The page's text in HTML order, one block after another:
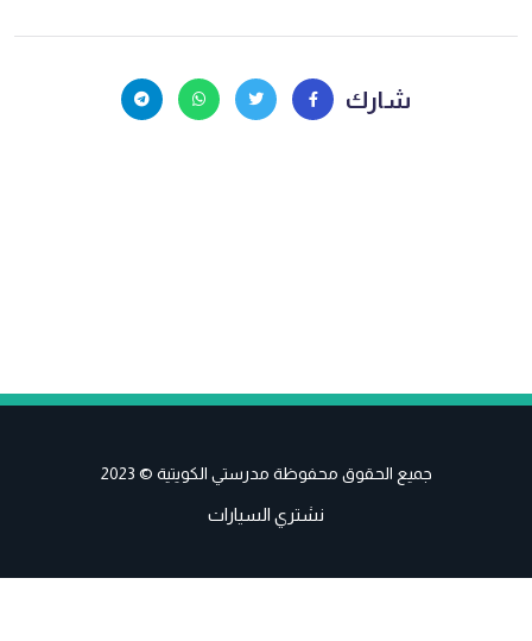
شارك
جميع الحقوق محفوظة مدرستي الكويتية © 2023
نشتري السيارات